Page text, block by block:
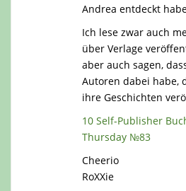
Andrea entdeckt
Ich lese zwar auch
über Verlage
aber auch sagen,
Autoren dabei habe,
ihre Geschichten
10 Self-Publisher
Thursday №83
Cheerio
RoXXie